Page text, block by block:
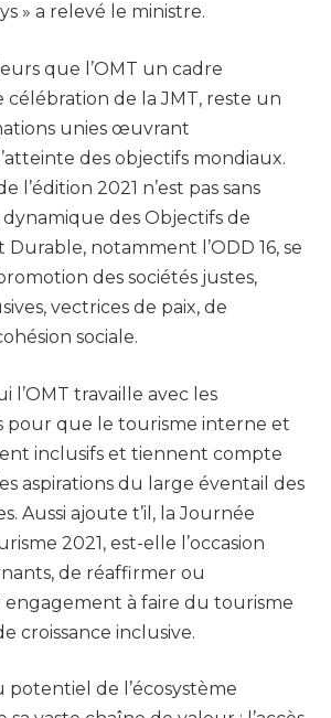
» a relevé le ministre.
que l’OMT un cadre
de la JMT, reste un
unies œuvrant
des objectifs mondiaux.
l’édition 2021 n’est pas sans
dynamique des Objectifs de
notamment l’ODD 16, se
des sociétés justes,
vectrices de paix, de
sociale.
l’OMT travaille avec les
pour que le tourisme interne et
inclusifs et tiennent compte
aspirations du large éventail des
Aussi ajoute t’il, la Journée
2021, est-elle l’occasion
de réaffirmer ou
à faire du tourisme
croissance inclusive.
potentiel de l’écosystème